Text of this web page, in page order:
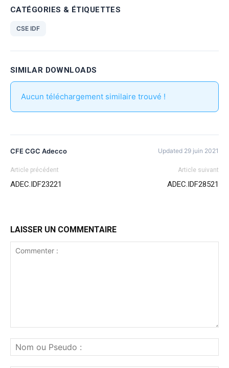
CATÉGORIES & ÉTIQUETTES
CSE IDF
SIMILAR DOWNLOADS
Aucun téléchargement similaire trouvé !
CFE CGC Adecco Updated 29 juin 2021
Article précédent
ADEC.IDF23221
Article suivant
ADEC.IDF28521
LAISSER UN COMMENTAIRE